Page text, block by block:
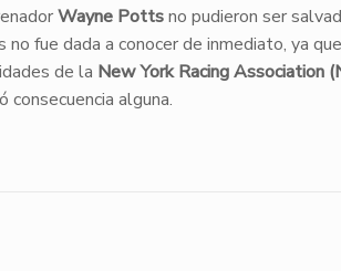
Wayne Pottsno pudieron ser
fue dada a conocer de inmediato, ya
de la New York Racing Association
alguna.